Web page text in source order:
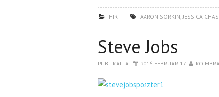
HÍR AARON SORKIN,JESSICA
Steve Jobs
PUBLIKÁLTA 2016. FEBRUÁR 17. KOIMBRA